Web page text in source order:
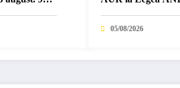
considerată
05/08/2026